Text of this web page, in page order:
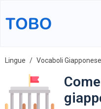
Lingue Vocaboli Giapponese